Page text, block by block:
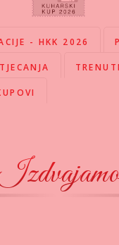
- HKK 2026